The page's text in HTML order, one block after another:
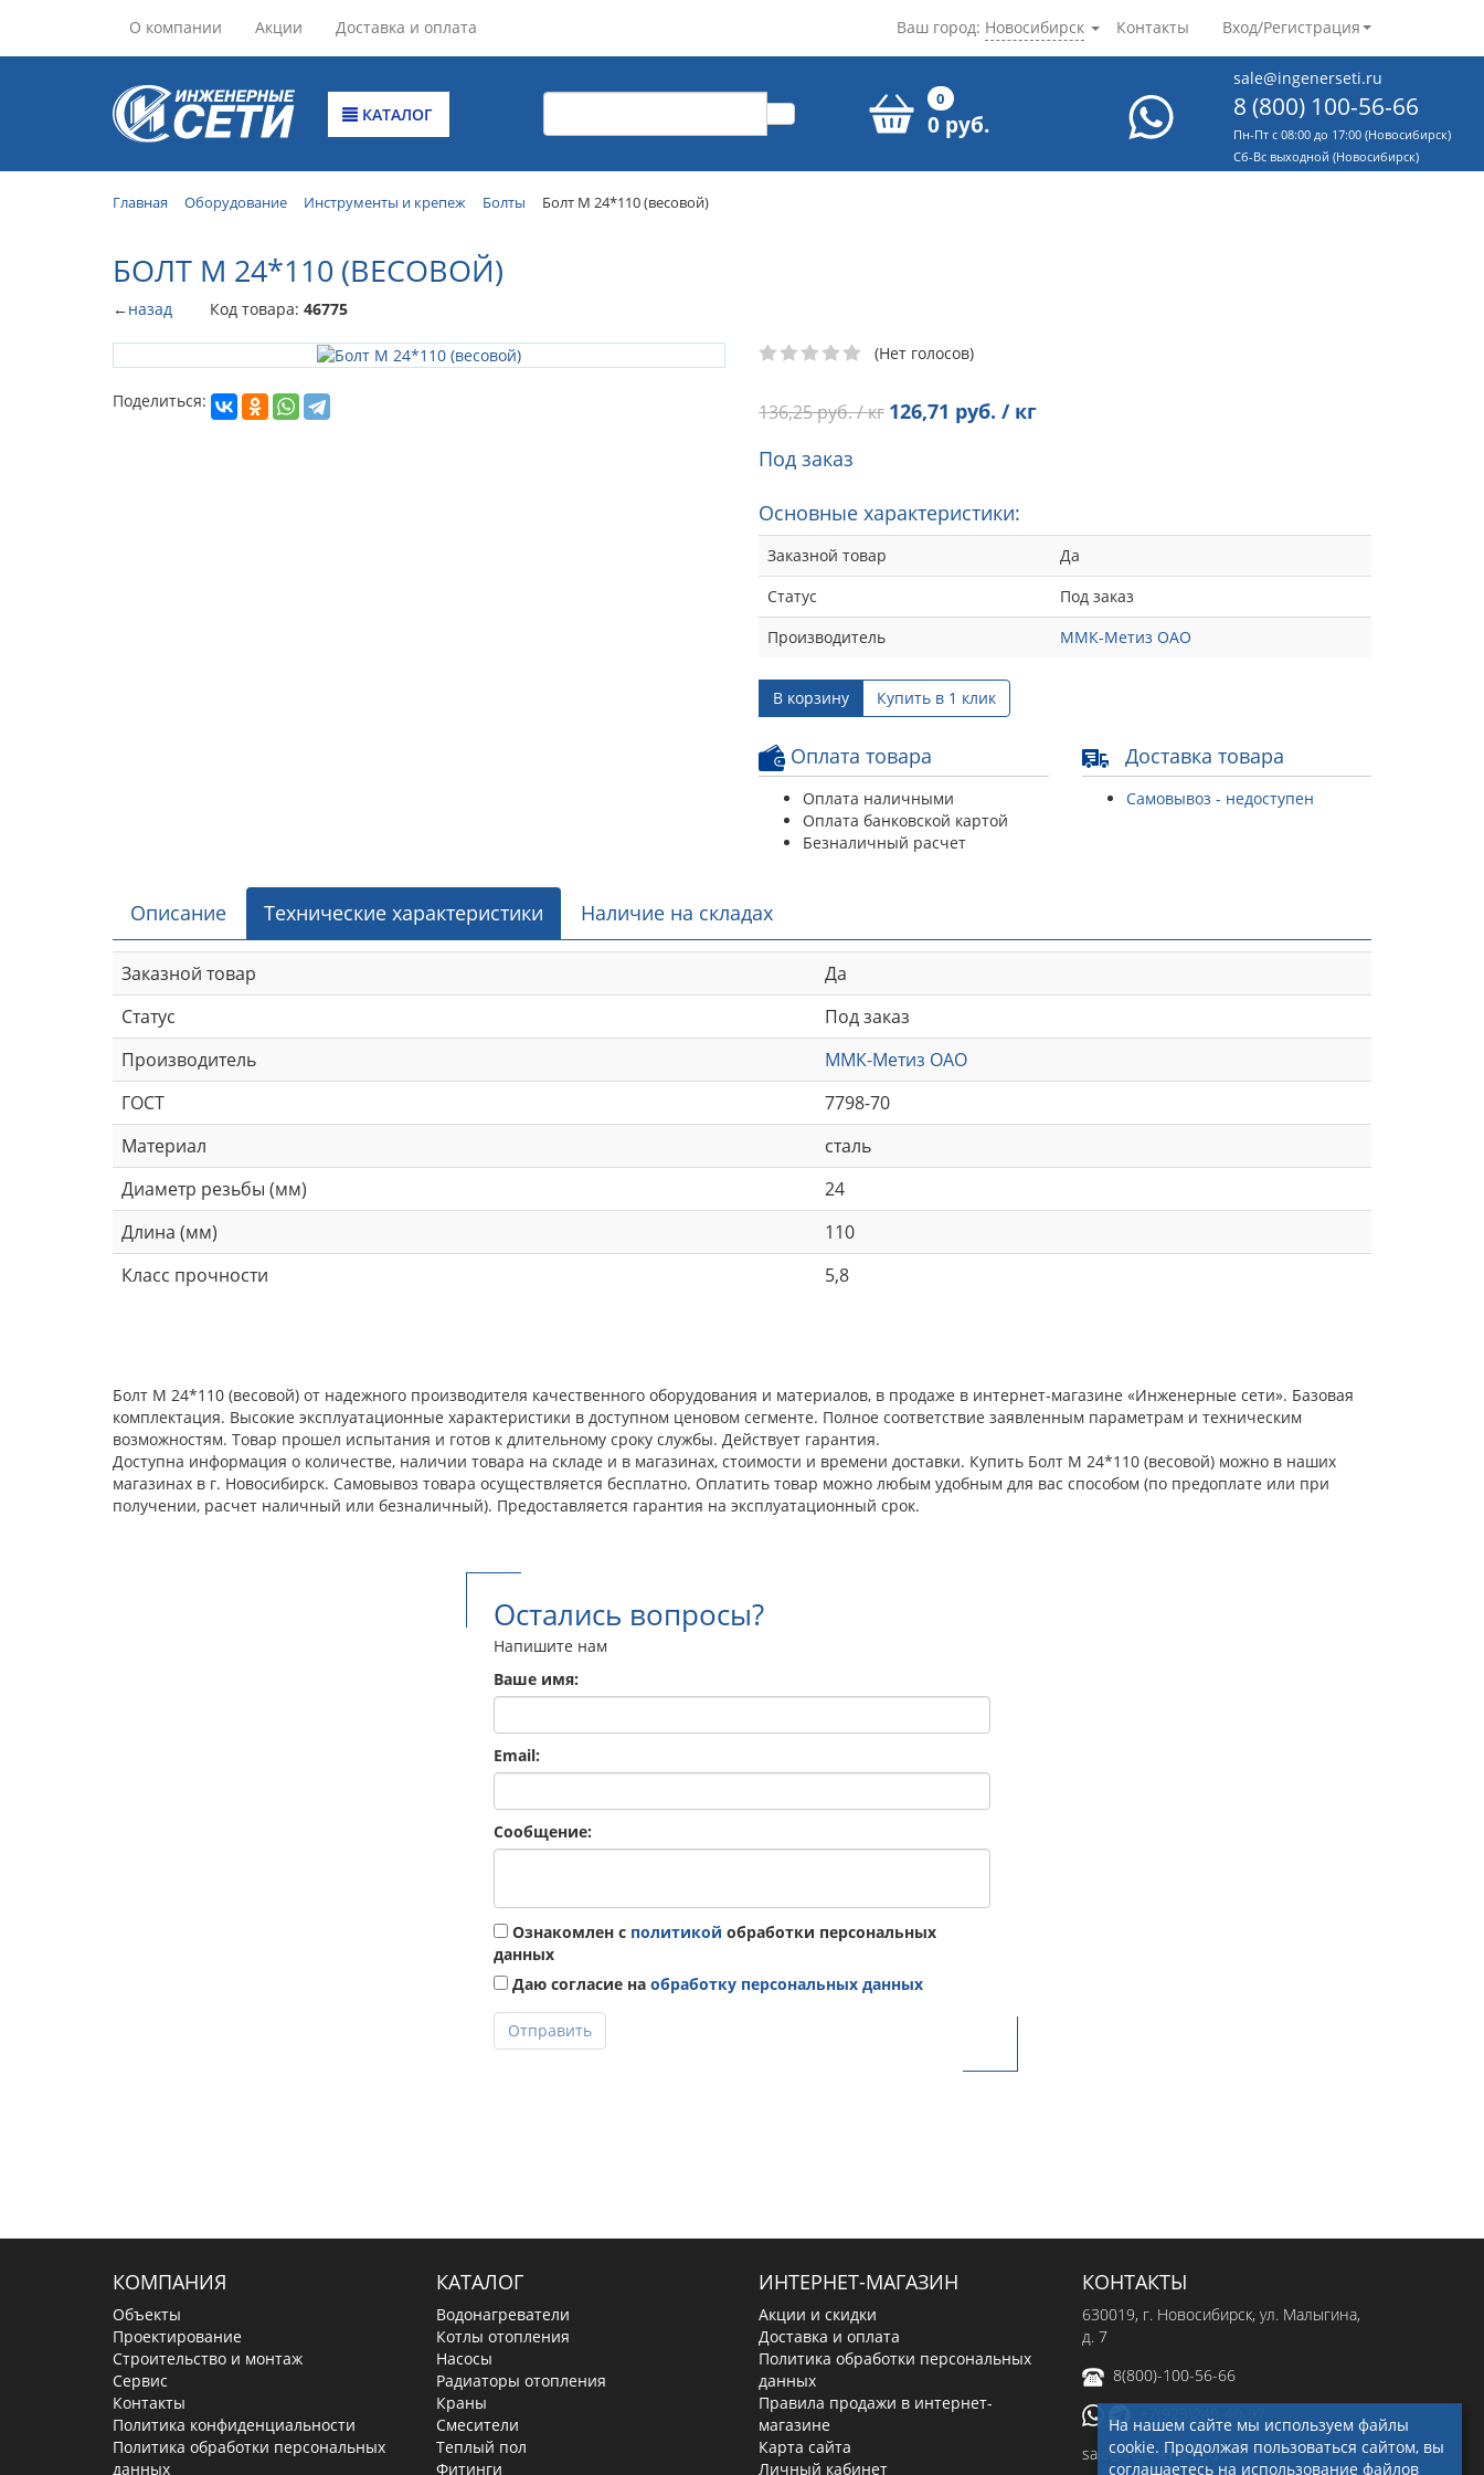
О компании Акции Доставка и оплата Контакты Вход/Регистрация
Ваш город: Новосибирск
КАТАЛОГ
0
0 руб.
sale@ingenerseti.ru
8 (800) 100-56-66
Пн-Пт с 08:00 до 17:00 (Новосибирск)
Cб-Вс выходной (Новосибирск)
Главная Оборудование Инструменты и крепеж Болты Болт М 24*110 (весовой)
БОЛТ М 24*110 (ВЕСОВОЙ)
←назад Код товара: 46775
Поделиться:
(Нет голосов)
136,25руб. / кг 126,71 руб. / кг
Под заказ
Основные характеристики:
Заказной товар
Да
Статус
Под заказ
Производитель
ММК-Метиз ОАО
В корзину Купить в 1 клик
Оплата товара
Оплата наличными
Оплата банковской картой
Безналичный расчет
Доставка товара
Самовывоз - недоступен
Описание Технические характеристики Наличие на складах
Заказной товар
Да
Статус
Под заказ
Производитель
ММК-Метиз ОАО
ГОСТ
7798-70
Материал
сталь
Диаметр резьбы (мм)
24
Длина (мм)
110
Класс прочности
5,8
Болт М 24*110 (весовой) от надежного производителя качественного оборудования и материалов, в продаже в интернет-магазине «Инженерные сети». Базовая
комплектация. Высокие эксплуатационные характеристики в доступном ценовом сегменте. Полное соответствие заявленным параметрам и техническим
возможностям. Товар прошел испытания и готов к длительному сроку службы. Действует гарантия.
Доступна информация о количестве, наличии товара на складе и в магазинах, стоимости и времени доставки. Купить Болт М 24*110 (весовой) можно в наших
магазинах в г. Новосибирск. Самовывоз товара осуществляется бесплатно. Оплатить товар можно любым удобным для вас способом (по предоплате или при
получении, расчет наличный или безналичный). Предоставляется гарантия на эксплуатационный срок.
Остались вопросы?
Напишите нам
Ваше имя:
Email:
Сообщение:
Ознакомлен с политикой обработки персональных
данных
Даю согласие на обработку персональных данных
Отправить
КОМПАНИЯ
Объекты
Проектирование
Строительство и монтаж
Сервис
Контакты
Политика конфиденциальности
Политика обработки персональных
данных
КАТАЛОГ
Водонагреватели
Котлы отопления
Насосы
Радиаторы отопления
Краны
Смесители
Теплый пол
Фитинги
ИНТЕРНЕТ-МАГАЗИН
Акции и скидки
Доставка и оплата
Политика обработки персональных
данных
Правила продажи в интернет-
магазине
Карта сайта
Личный кабинет
КОНТАКТЫ
630019, г. Новосибирск, ул. Малыгина,
д. 7
8(800)-100-56-66
sale@ingenerseti.ru
На нашем сайте мы используем файлы
cookie. Продолжая пользоваться сайтом, вы
соглашаетесь на использование файлов